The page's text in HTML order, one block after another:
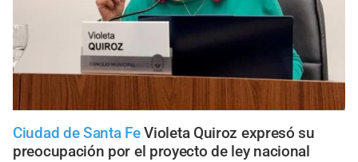
Ciudad de Santa Fe Violeta Quiroz expresó su
preocupación por el proyecto de ley nacional